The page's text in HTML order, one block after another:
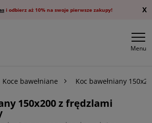
i odbierz aż 10% na swoje pierwsze zakupy! X
Menu
Koce bawełniane Koc bawełniany
150x200 z frędzlami